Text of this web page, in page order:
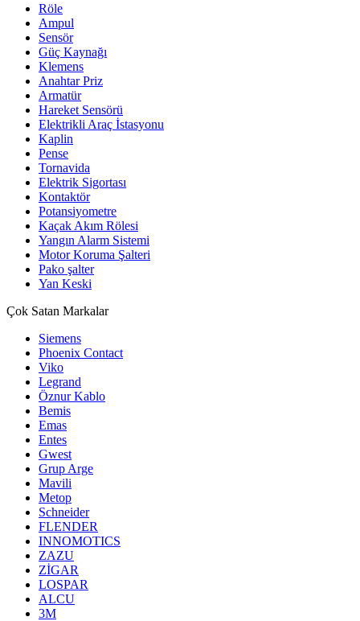
Röle
Ampul
Sensör
Güç Kaynağı
Klemens
Anahtar Priz
Armatür
Hareket Sensörü
Elektrikli Araç İstasyonu
Kaplin
Pense
Tornavida
Elektrik Sigortası
Kontaktör
Potansiyometre
Kaçak Akım Rölesi
Yangın Alarm Sistemi
Motor Koruma Şalteri
Pako şalter
Yan Keski
Çok Satan Markalar
Siemens
Phoenix Contact
Viko
Legrand
Öznur Kablo
Bemis
Emas
Entes
Gwest
Grup Arge
Mavili
Metop
Schneider
FLENDER
INNOMOTICS
ZAZU
ZİGAR
LOSPAR
ALCU
3M